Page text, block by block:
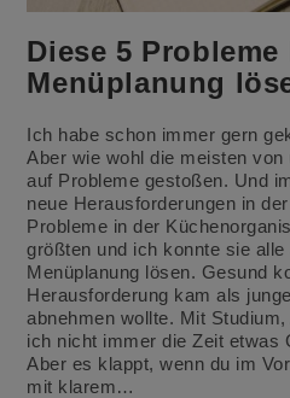
Diese 5 Probleme
Menüplanung
Ich habe schon immer gern
Aber wie wohl die meisten
auf Probleme gestoßen. Und
neue Herausforderungen in
Probleme in der
größten und ich konnte sie
Menüplanung lösen. Gesund
Herausforderung kam als
abnehmen wollte. Mit
ich nicht immer die Zeit etwas
Aber es klappt, wenn du im
mit klarem…